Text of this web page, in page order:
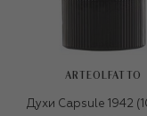
ARTEOLFATTO
Духи Capsule 1942